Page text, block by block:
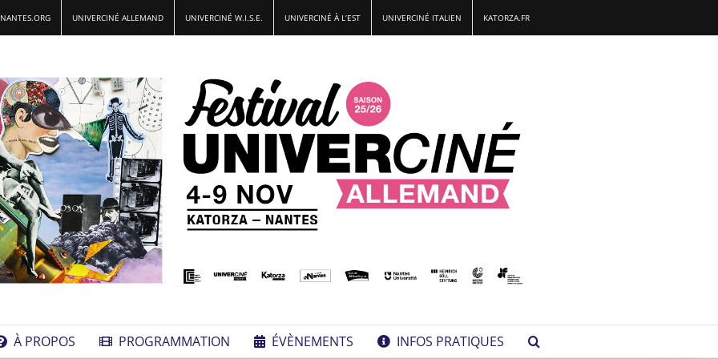
UNIVERCINÉ ALLEMAND UNIVERCINÉ W.I.S.E. UNIVERCINÉ À L’EST UNIVERCINÉ ITALIEN KATORZA.FR
À PROPOS PROGRAMMATION ÉVÈNEMENTS INFOS PRATIQUES